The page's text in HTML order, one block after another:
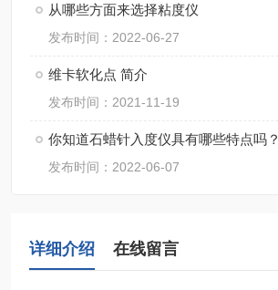
从哪些方面来选择粘度仪
发布时间：2022-06-27
维卡软化点 简介
发布时间：2021-11-19
你知道石蜡针入度仪具有哪些特点吗？
发布时间：2022-06-07
详细介绍 在线留言